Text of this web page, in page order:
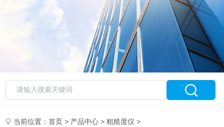
当前位置：首页 > 产品中心 >粗糙度仪 >